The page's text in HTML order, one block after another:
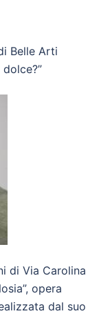
Belle Arti
di Via Carolina
opera
dal suo